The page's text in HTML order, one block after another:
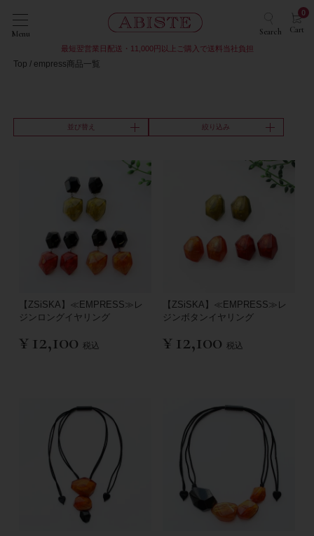
Menu Search Cart
0
最短翌営業日配送・11,000円以上ご購入で送料当社負担
Top empress商品一覧
並び替え 絞り込み
【ZSiSKA】≪EMPRESS≫レ
ジンロングイヤリング
¥ 12,100 税込
【ZSiSKA】≪EMPRESS≫レ
ジンボタンイヤリング
¥ 12,100 税込